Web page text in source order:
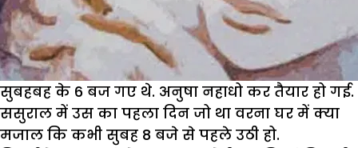
सुबहबह के 6 बज गए थे. अनुषा नहाधो कर तैयार हो गई.
ससुराल में उस का पहला दिन जो था वरना घर में क्या
मजाल कि कभी सुबह 8 बजे से पहले उठी हो.